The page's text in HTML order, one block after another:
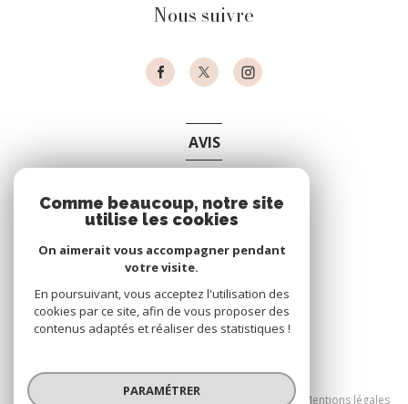
Nous suivre
AVIS
© 2026 | Tous droits réservés
Nos partenaires
Nos honoraires Mentions légales
Comme beaucoup, notre site
utilise les cookies
On aimerait vous accompagner pendant
votre visite.
En poursuivant, vous acceptez l'utilisation des
cookies par ce site, afin de vous proposer des
contenus adaptés et réaliser des statistiques !
PARAMÉTRER